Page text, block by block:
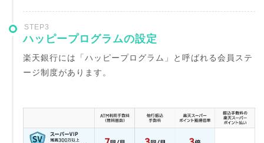
STEP3
ハッピープログラムの設定
楽天銀行には「ハッピープログラム」と呼ばれる会員ステ
ージ制度があります。